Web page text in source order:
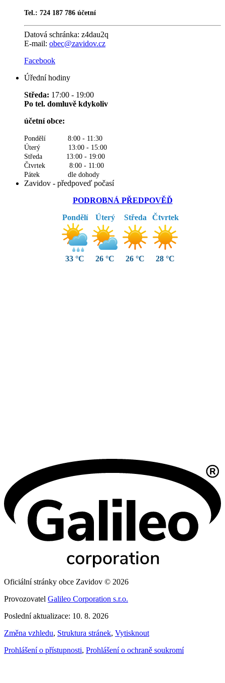
Tel.: 724 187 786 účetní
Datová schránka: z4dau2q
E-mail: obec@zavidov.cz
Facebook
Úřední hodiny
Středa: 17:00 - 19:00
Po tel. domluvě kdykoliv
účetní obce:
Pondělí 8:00 - 11:30
Úterý 13:00 - 15:00
Středa 13:00 - 19:00
Čtvrtek 8:00 - 11:00
Pátek dle dohody
Zavidov - předpoveď počasí
PODROBNÁ PŘEDPOVĚĎ
Pondělí
33 °C
Úterý
26 °C
Středa
26 °C
Čtvrtek
28 °C
Oficiální stránky obce Zavidov © 2026
Provozovatel Galileo Corporation s.r.o.
Poslední aktualizace: 10. 8. 2026
Změna vzhledu, Struktura stránek, Vytisknout
Prohlášení o přístupnosti, Prohlášení o ochraně soukromí